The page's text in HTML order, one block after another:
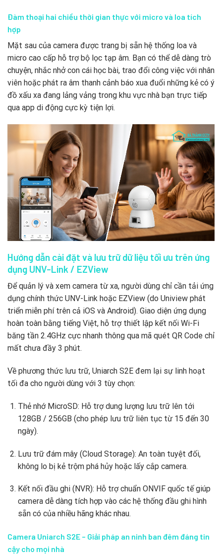
Đàm thoại hai chiều thời gian thực với micro và loa tích
hợp
Mặt sau của camera được trang bị sẵn hệ thống loa và
micro cao cấp hỗ trợ bộ lọc tạp âm. Bạn có thể dễ dàng trò
chuyện, nhắc nhở con cái học bài, trao đổi công việc với nhân
viên hoặc phát ra âm thanh cảnh báo xua đuổi những kẻ có ý
đồ xấu xa đang lảng vảng trong khu vực nhà bạn trực tiếp
qua app di động cực kỳ tiện lợi.
Hướng dẫn cài đặt và lưu trữ dữ liệu tối ưu trên ứng
dụng UNV-Link / EZView
Để quản lý và xem camera từ xa, người dùng chỉ cần tải ứng
dụng chính thức UNV-Link hoặc EZView (do Uniview phát
triển miễn phí trên cả iOS và Android). Giao diện ứng dụng
hoàn toàn bằng tiếng Việt, hỗ trợ thiết lập kết nối Wi-Fi
băng tần 2.4GHz cực nhanh thông qua mã quét QR Code chỉ
mất chưa đầy 3 phút.
Về phương thức lưu trữ, Uniarch S2E đem lại sự linh hoạt
tối đa cho người dùng với 3 tùy chọn:
Thẻ nhớ MicroSD: Hỗ trợ dung lượng lưu trữ lên tới
128GB / 256GB (cho phép lưu trữ liên tục từ 15 đến 30
ngày).
Lưu trữ đám mây (Cloud Storage): An toàn tuyệt đối,
không lo bị kẻ trộm phá hủy hoặc lấy cắp camera.
Kết nối đầu ghi (NVR): Hỗ trợ chuẩn ONVIF quốc tế giúp
camera dễ dàng tích hợp vào các hệ thống đầu ghi hình
sẵn có của nhiều hãng khác nhau.
Camera Uniarch S2E – Giải pháp an ninh ban đêm đáng tin
cậy cho mọi nhà